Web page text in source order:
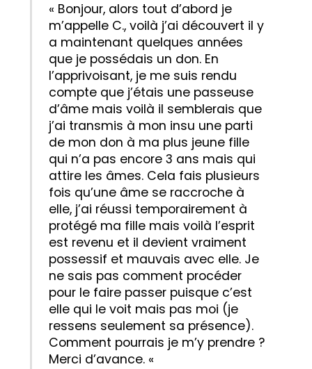
« Bonjour, alors tout d’abord je
m’appelle C., voilà j’ai découvert il y
a maintenant quelques années
que je possédais un don. En
l’apprivoisant, je me suis rendu
compte que j’étais une passeuse
d’âme mais voilà il semblerais que
j’ai transmis à mon insu une parti
de mon don à ma plus jeune fille
qui n’a pas encore 3 ans mais qui
attire les âmes. Cela fais plusieurs
fois qu’une âme se raccroche à
elle, j’ai réussi temporairement à
protégé ma fille mais voilà l’esprit
est revenu et il devient vraiment
possessif et mauvais avec elle. Je
ne sais pas comment procéder
pour le faire passer puisque c’est
elle qui le voit mais pas moi (je
ressens seulement sa présence).
Comment pourrais je m’y prendre ?
Merci d’avance. «